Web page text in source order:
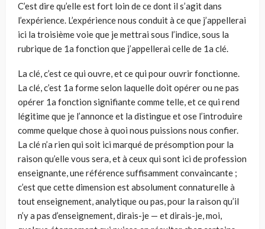
C’est dire qu’elle est fort loin de ce dont il s’agit dans
l’expérience. L’expérience nous conduit à ce que j’appellerai
ici la troisième voie que je mettrai sous l’indice, sous la
rubrique de 1a fonction que j’appellerai celle de 1a clé.
La clé, c’est ce qui ouvre, et ce qui pour ouvrir fonctionne.
La clé, c’est 1a forme selon laquelle doit opérer ou ne pas
opérer 1a fonction signifiante comme telle, et ce qui rend
légitime que je l’annonce et la distingue et ose l’introduire
comme quelque chose à quoi nous puissions nous confier.
La clé n’a rien qui soit ici marqué de présomption pour la
raison qu’elle vous sera, et à ceux qui sont ici de profession
enseignante, une référence suffisamment convaincante ;
c’est que cette dimension est absolument connaturelle à
tout enseignement, analytique ou pas, pour la raison qu’il
n’y a pas d’enseignement, dirais-je — et dirais-je, moi,